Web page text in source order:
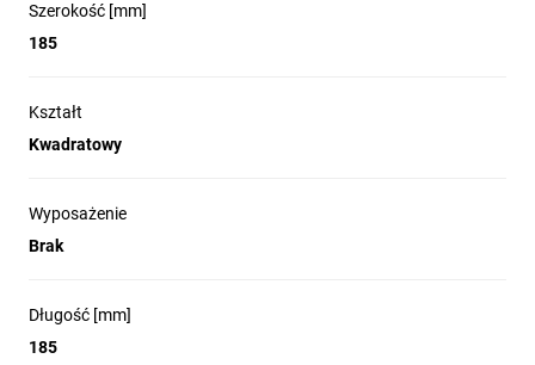
Szerokość [mm]
185
Kształt
Kwadratowy
Wyposażenie
Brak
Długość [mm]
185